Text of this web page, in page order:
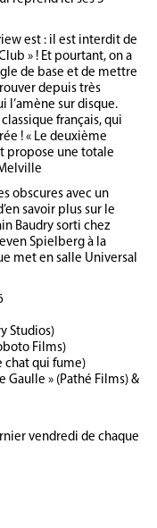
est : il est interdit de
» ! Et pourtant, on a
de base et de mettre
depuis très
l’amène sur disque.
français, qui
! « Le deuxième
propose une totale
obscures avec un
savoir plus sur le
Baudry sorti chez
Spielberg à la
met en salle Universal
Studios)
Films)
chat qui fume)
Gaulle » (Pathé Films) &
vendredi de chaque